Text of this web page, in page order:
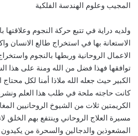
المجيب وعلوم الهندسة الفلكية
ولديه دراية في تتبع حركة النجوم وعلاقتها
الاستعانة بها في استخراج طالع الانسان
الاعمال الروحانية وربطها بالنجوم
توافقها فهذا فضل من الله ومنة على هذا
الكبير حيث جعله الله ملاذا أمنا لكل
كانت حاجته ملحة في طلب هذا العلم
الكريمتين ثلات من الشيوخ الروحانيين
مسيرة العلاج الروحاني وينتفع بهم الخلق
المشعوذين والدجالين والسحرة من يكيدون